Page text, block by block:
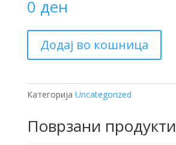
0 ден
сметки
струја
Додај во кошница
Категорија Uncategorized
Поврзани продукти